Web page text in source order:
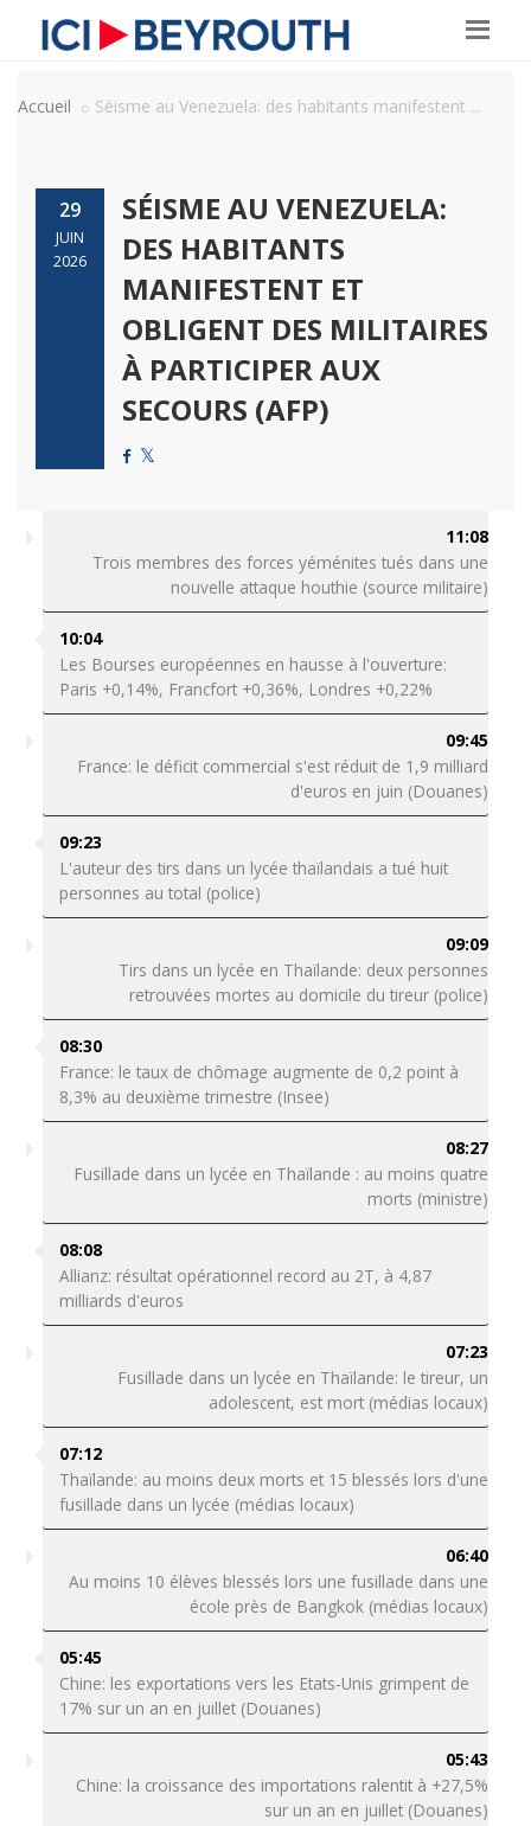
Accueil Séisme au Venezuela: des habitants manifestent ...
29
JUIN
2026
SÉISME AU VENEZUELA:
DES HABITANTS
MANIFESTENT ET
OBLIGENT DES MILITAIRES
À PARTICIPER AUX
SECOURS (AFP)
11:08
Trois membres des forces yéménites tués dans une
nouvelle attaque houthie (source militaire)
10:04
Les Bourses européennes en hausse à l'ouverture:
Paris +0,14%, Francfort +0,36%, Londres +0,22%
09:45
France: le déficit commercial s'est réduit de 1,9 milliard
d'euros en juin (Douanes)
09:23
L'auteur des tirs dans un lycée thaïlandais a tué huit
personnes au total (police)
09:09
Tirs dans un lycée en Thaïlande: deux personnes
retrouvées mortes au domicile du tireur (police)
08:30
France: le taux de chômage augmente de 0,2 point à
8,3% au deuxième trimestre (Insee)
08:27
Fusillade dans un lycée en Thaïlande : au moins quatre
morts (ministre)
08:08
Allianz: résultat opérationnel record au 2T, à 4,87
milliards d'euros
07:23
Fusillade dans un lycée en Thaïlande: le tireur, un
adolescent, est mort (médias locaux)
07:12
Thaïlande: au moins deux morts et 15 blessés lors d'une
fusillade dans un lycée (médias locaux)
06:40
Au moins 10 élèves blessés lors une fusillade dans une
école près de Bangkok (médias locaux)
05:45
Chine: les exportations vers les Etats-Unis grimpent de
17% sur un an en juillet (Douanes)
05:43
Chine: la croissance des importations ralentit à +27,5%
sur un an en juillet (Douanes)